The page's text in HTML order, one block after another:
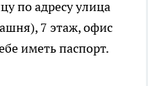
по адресу улица
7 этаж, офис
иметь паспорт.